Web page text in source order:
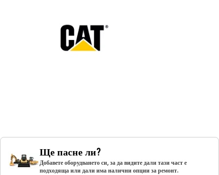
Ще пасне ли?
Добавете оборудването си, за да видите дали тази част е
подходяща или дали има налични опции за ремонт.